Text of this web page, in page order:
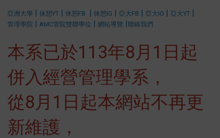
亞洲大學 | 休憩YT | 休憩FB | 休憩IG | 亞大FB | 亞大IG | 亞大YT |
管理學院 | AMC管院雙聯學位 | 網站導覽 |聯絡我們
本系已於113年8月1日起
併入經營管理學系，
從8月1日起本網站不再更
新維護，